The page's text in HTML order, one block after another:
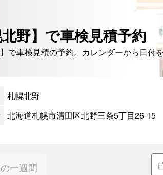
北野】で車検見積予約
】で車検見積の予約。カレンダーから日
札幌北野
北海道札幌市清田区北野三条5丁目26-15
一週間